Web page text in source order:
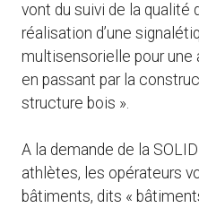
vont du suivi de la qualité
réalisation d’une
multisensorielle pour
en passant par la
structure bois ».
A la demande de la
athlètes, les opérateurs
bâtiments, dits «